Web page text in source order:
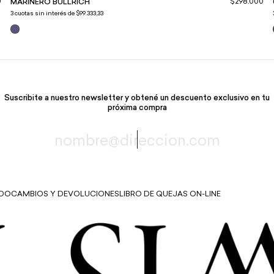
MARINERO BULLRICH $298.000
3 cuotas sin interés de $99.333,33
Suscribite a nuestro newsletter y obtené un descuento exclusivo en tu
próxima compra
CAMBIOS Y DEVOLUCIONES LIBRO DE QUEJAS ON-LINE